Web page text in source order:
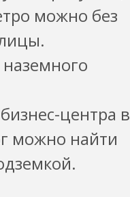
можно без
центра в
можно найти